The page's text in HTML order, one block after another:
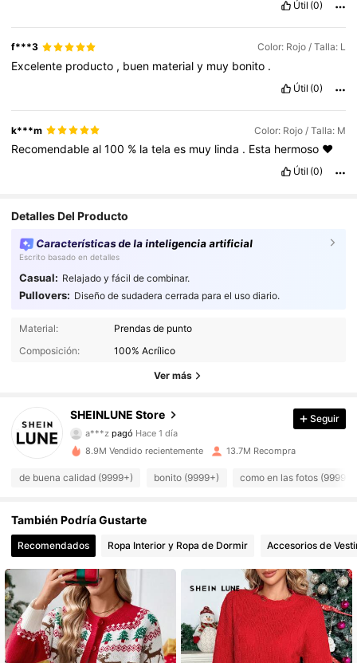
Útil (0)
f***3 Color: Rojo / Talla: L
Excelente producto , buen materialy muy bonito .
Útil (0)
k***m Color: Rojo / Talla: M
Recomendableal100 % latelaes muy linda . Esta hermoso ❤️
Útil (0)
Detalles Del Producto
Características de la inteligencia artificial
Escrito basado en detalles
Casual: Relajado y fácil de combinar.
Pullovers: Diseño de sudadera cerrada para el uso diario.
Material:
Prendas de punto
Composición:
100% Acrílico
Ver más
SHEINLUNE Store
4,91
1M Seguidores
n***u seguidoHace 1 horas
4,91
4,91 1M Seguidores
4,91 1M Seguidores
Seguir
8.9M Vendido recientemente 13.7M Recompra
de buena calidad (9999+) bonito (9999+) como en las fotos (9999+)
También Podría Gustarte
Recomendados Ropa Interior y Ropa de Dormir Accesorios de